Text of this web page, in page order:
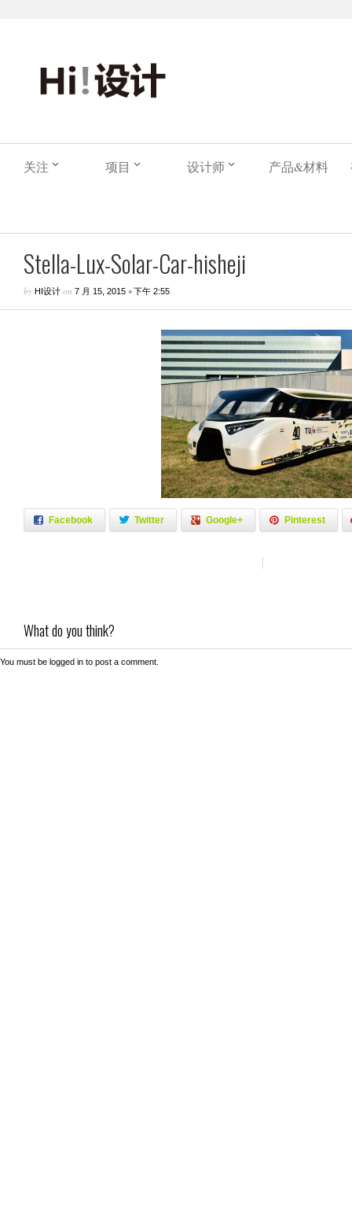
关注 项目 设计师 产品&材料
Stella-Lux-Solar-Car-hisheji
by HI设计 on 7 月 15, 2015 •下午 2:55
Facebook Twitter Google+ Pinterest
What do you think?
You must be logged in to post a comment.